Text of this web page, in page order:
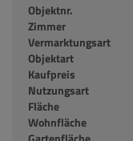
Objektnr.
Zimmer
Vermarktungsart
Objektart
Kaufpreis
Nutzungsart
Fläche
Wohnfläche